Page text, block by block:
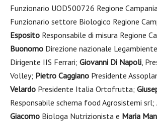
Funzionario UOD500726 Regione
Funzionario settore Biologico Regione
Esposito Responsabile di misura Regione
Buonomo Direzione nazionale
Dirigente IIS Ferrari; Giovanni Di Napoli,
Volley; Pietro Caggiano Presidente
Velardo Presidente Italia Ortofrutta;
Responsabile schema food Agrosistemi srl;
Giacomo Biologa Nutrizionista e Maria